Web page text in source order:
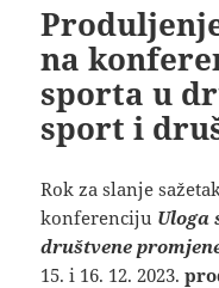
na
sporta u
sport i
Rok za slanje
konferenciju Uloga
društvene
15. i 16. 12. 2023.